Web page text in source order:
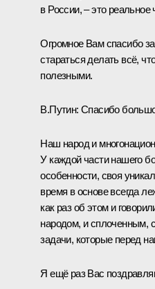
в России, – это реальное
Огромное Вам спасибо
стараться делать всё,
полезными.
В.Путин: Спасибо
Наш народ и
У каждой части нашего
особенности, своя
время в основе всегда
как раз об этом и
народом, и сплоченным,
задачи, которые перед
Я ещё раз Вас